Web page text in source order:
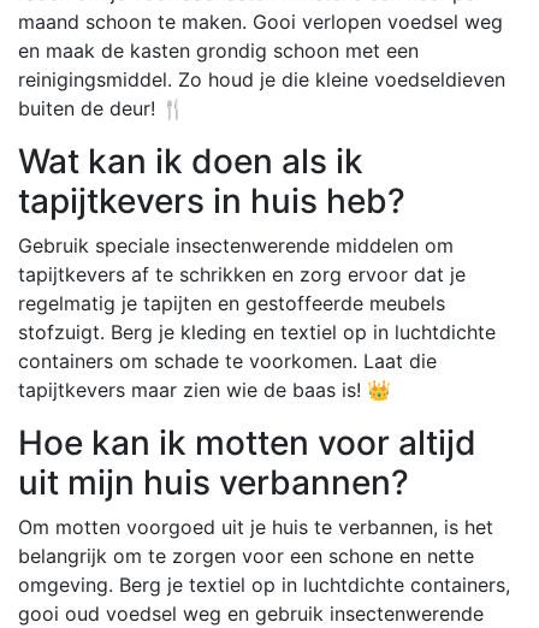
maand schoon te maken. Gooi verlopen voedsel weg
en maak de kasten grondig schoon met een
reinigingsmiddel. Zo houd je die kleine voedseldieven
buiten de deur! 🍴
Wat kan ik doen als ik
tapijtkevers in huis heb?
Gebruik speciale insectenwerende middelen om
tapijtkevers af te schrikken en zorg ervoor dat je
regelmatig je tapijten en gestoffeerde meubels
stofzuigt. Berg je kleding en textiel op in luchtdichte
containers om schade te voorkomen. Laat die
tapijtkevers maar zien wie de baas is! 👑
Hoe kan ik motten voor altijd
uit mijn huis verbannen?
Om motten voorgoed uit je huis te verbannen, is het
belangrijk om te zorgen voor een schone en nette
omgeving. Berg je textiel op in luchtdichte containers,
gooi oud voedsel weg en gebruik insectenwerende